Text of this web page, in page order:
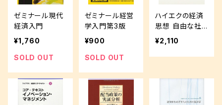
ゼミナール現代
経済入門
¥1,760
SOLD OUT
ゼミナール経営
学入門第3版
¥900
SOLD OUT
ハイエクの経済
思想 自由な社
会の未来像
¥2,110